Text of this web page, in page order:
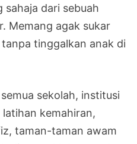
sahaja dari sebuah
Memang agak sukar
tinggalkan anak di
sekolah, institusi
kemahiran,
taman-taman awam